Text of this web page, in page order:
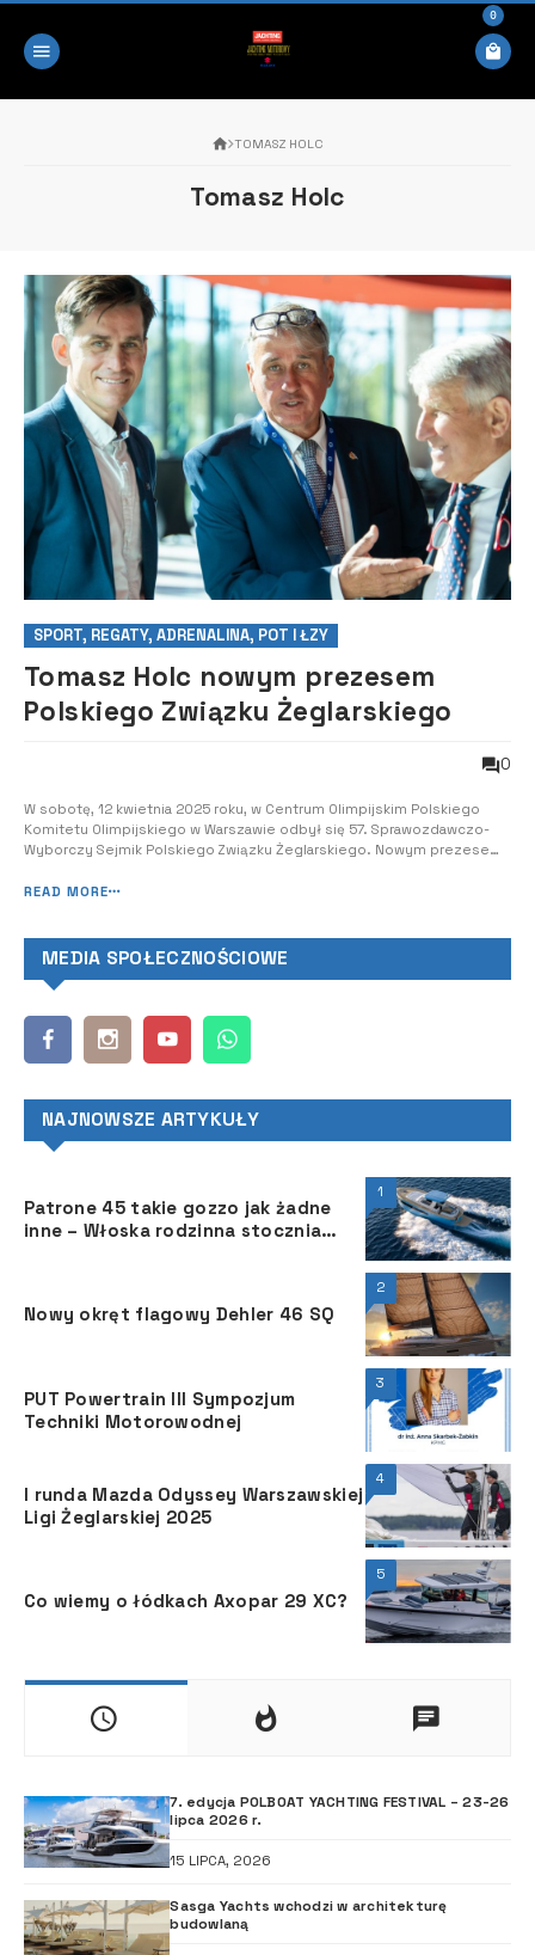
0
TOMASZ HOLC
Tomasz Holc
SPORT, REGATY, ADRENALINA, POT I ŁZY
Tomasz Holc nowym prezesem
Polskiego Związku Żeglarskiego
0
W sobotę, 12 kwietnia 2025 roku, w Centrum Olimpijskim Polskiego
Komitetu Olimpijskiego w Warszawie odbył się 57. Sprawozdawczo-
Wyborczy Sejmik Polskiego Związku Żeglarskiego. Nowym prezesem
PZŻ w latach 1995–2004, wiceprezydent Międzynarodowej Federacji
READ MORE
MEDIA SPOŁECZNOŚCIOWE
NAJNOWSZE ARTYKUŁY
1
Patrone 45 takie gozzo jak żadne
inne – Włoska rodzinna stocznia
Patrone.
2
Nowy okręt flagowy Dehler 46 SQ
3
PUT Powertrain III Sympozjum
Techniki Motorowodnej
4
I runda Mazda Odyssey Warszawskiej
Ligi Żeglarskiej 2025
5
Co wiemy o łódkach Axopar 29 XC?
7. edycja POLBOAT YACHTING FESTIVAL – 23-26
lipca 2026 r.
15 LIPCA, 2026
Sasga Yachts wchodzi w architekturę
budowlaną